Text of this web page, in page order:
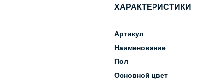
ХАРАКТЕРИСТИКИ
Артикул
Наименование
Пол
Основной цвет